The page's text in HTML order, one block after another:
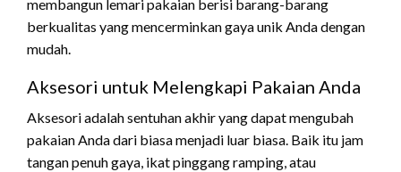
membangun lemari pakaian berisi barang-barang
berkualitas yang mencerminkan gaya unik Anda dengan
mudah.
Aksesori untuk Melengkapi Pakaian Anda
Aksesori adalah sentuhan akhir yang dapat mengubah
pakaian Anda dari biasa menjadi luar biasa. Baik itu jam
tangan penuh gaya, ikat pinggang ramping, atau